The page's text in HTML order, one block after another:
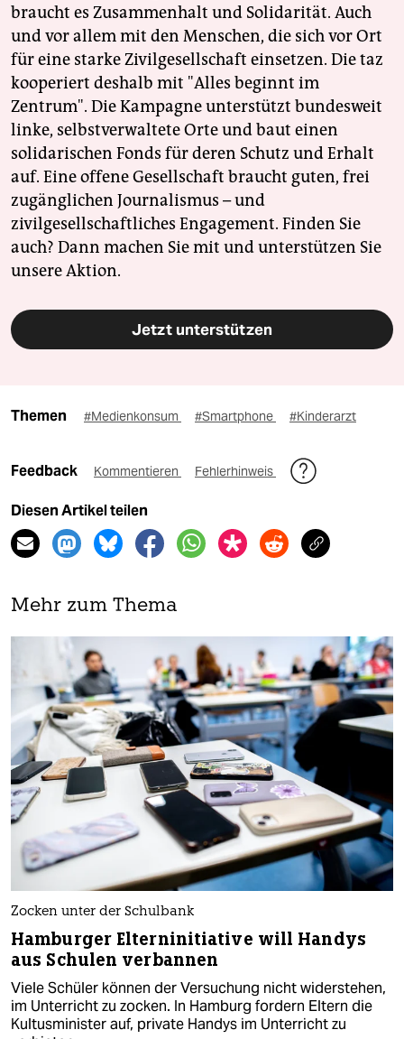
braucht es Zusammenhalt und Solidarität. Auch
und vor allem mit den Menschen, die sich vor Ort
für eine starke Zivilgesellschaft einsetzen. Die taz
kooperiert deshalb mit "Alles beginnt im
Zentrum". Die Kampagne unterstützt bundesweit
linke, selbstverwaltete Orte und baut einen
solidarischen Fonds für deren Schutz und Erhalt
auf. Eine offene Gesellschaft braucht guten, frei
zugänglichen Journalismus – und
zivilgesellschaftliches Engagement. Finden Sie
auch? Dann machen Sie mit und unterstützen Sie
unsere Aktion.
Jetzt unterstützen
Themen #Medienkonsum #Smartphone #Kinderarzt
Feedback Kommentieren Fehlerhinweis
Diesen Artikel teilen
Mehr zum Thema
Zocken unter der Schulbank
Hamburger Elterninitiative will Handys
aus Schulen verbannen
Viele Schüler können der Versuchung nicht widerstehen,
im Unterricht zu zocken. In Hamburg fordern Eltern die
Kultusminister auf, private Handys im Unterricht zu